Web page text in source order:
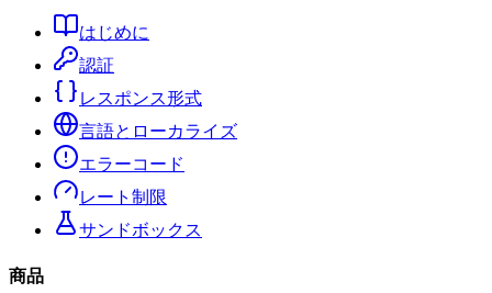
はじめに
認証
レスポンス形式
言語とローカライズ
エラーコード
レート制限
サンドボックス
商品